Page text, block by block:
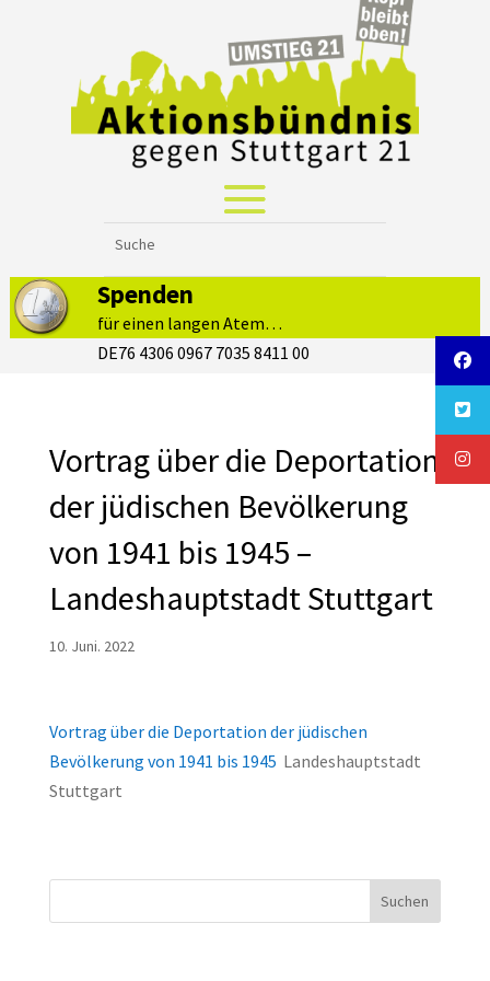
Spenden
für einen langen Atem…
DE76 4306 0967 7035 8411 00
Vortrag über die Deportation
der jüdischen Bevölkerung
von 1941 bis 1945 –
Landeshauptstadt Stuttgart
10. Juni. 2022
Vortrag über die Deportation der jüdischen
Bevölkerung von 1941 bis 1945 Landeshauptstadt
Stuttgart
Suchen